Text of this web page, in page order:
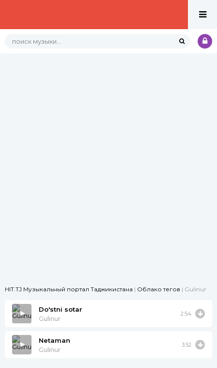
HIT.TJ Музыкальный портал Таджикистана | Облако тегов | Gulinur
Do'stni sotar
Gulinur
2:54
Netaman
Gulinur
3:52